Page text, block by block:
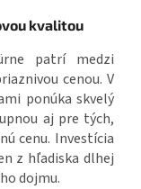
kvalitou
patrí medzi
cenou. V
ponúka skvelý
aj pre tých,
cenu. Investícia
z hľadiska dlhej
dojmu.